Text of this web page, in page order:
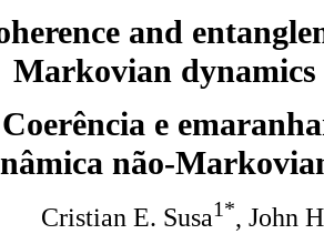
and
Markovian
Coerência e
não-
Cristian E. Susa1*, John